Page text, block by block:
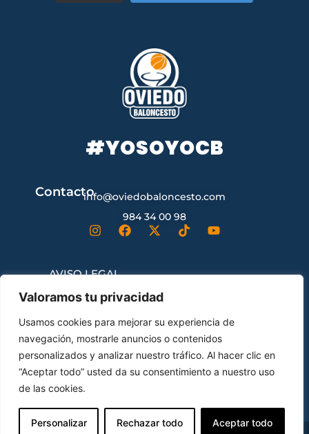
Valoramos tu privacidad
Usamos cookies para mejorar su experiencia de
navegación, mostrarle anuncios o contenidos
personalizados y analizar nuestro tráfico. Al hacer clic en
“Aceptar todo” usted da su consentimiento a nuestro uso
de las cookies.
Personalizar Rechazar todo Aceptar todo
#YOSOYOCB
Contactoinfo@oviedobaloncesto.com
984 34 00 98
AVISO LEGAL
CONTRATACIÓN
ENVÍOS Y DEVOLUCIONES